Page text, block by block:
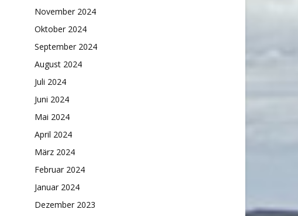
November 2024
Oktober 2024
September 2024
August 2024
Juli 2024
Juni 2024
Mai 2024
April 2024
März 2024
Februar 2024
Januar 2024
Dezember 2023